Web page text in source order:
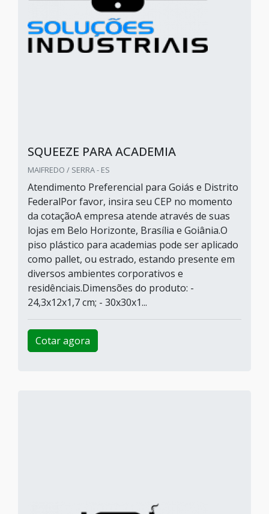
SQUEEZE PARA ACADEMIA
MAIFREDO / SERRA - ES
Atendimento Preferencial para Goiás e Distrito
FederalPor favor, insira seu CEP no momento
da cotaçãoA empresa atende através de suas
lojas em Belo Horizonte, Brasília e Goiânia.O
piso plástico para academias pode ser aplicado
como pallet, ou estrado, estando presente em
diversos ambientes corporativos e
residênciais.Dimensões do produto: -
24,3x12x1,7 cm; - 30x30x1...
Cotar agora